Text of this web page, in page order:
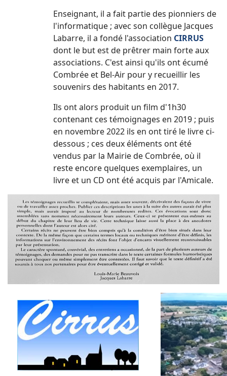
Enseignant, il a fait partie des pionniers de
l'informatique ; avec son collègue Jacques
Labarre, il a fondé l'association CIRRUS
dont le but est de prêtrer main forte aux
associations. C'est ainsi qu'ils ont écumé
Combrée et Bel-Air pour y recueillir les
souvenirs des habitants en 2017.
Ils ont alors produit un film d'1h30
contenant ces témoignages en 2019 ; puis
en novembre 2022 ils en ont tiré le livre ci-
dessous ; ces deux éléments ont été
vendus par la Mairie de Combrée, où il
reste encore quelques exemplaires, un
livre et un CD ont été acquis par l'Amicale.